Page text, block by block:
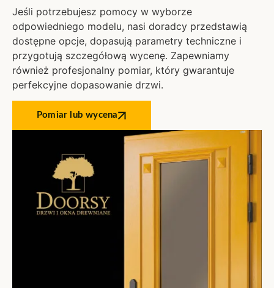
Jeśli potrzebujesz pomocy w wyborze
odpowiedniego modelu, nasi doradcy przedstawią
dostępne opcje, dopasują parametry techniczne i
przygotują szczegółową wycenę. Zapewniamy
również profesjonalny pomiar, który gwarantuje
perfekcyjne dopasowanie drzwi.
Pomiar lub wycena